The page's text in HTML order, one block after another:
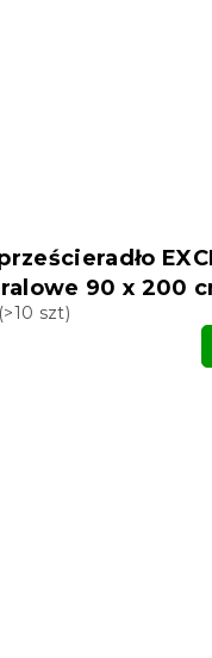
90 x 200
(>10 szt)